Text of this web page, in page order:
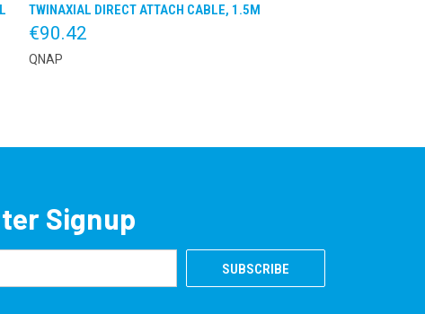
TWINAXIAL DIRECT ATTACH CABLE, 1.5M
€90.42
QNAP
Signup